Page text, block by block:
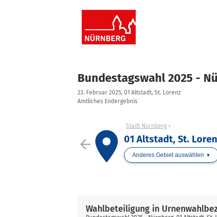
Bundestagswahl 2025 -
23. Februar 2025, 01 Altstadt, St. Lorenz
Amtliches Endergebnis
arrow_backplace
Stadt Nürnberg
01 Altstadt, St.
Anderes Gebiet auswählen
Wahlbeteiligung in